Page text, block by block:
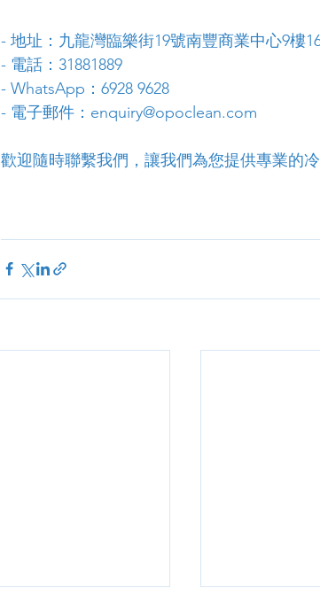
- 地址：九龍灣臨樂街19號南豐商業中心9樓
- 電話：31881889
- WhatsApp：6928 9628
- 電子郵件：enquiry@opoclean.com
歡迎隨時聯繫我們，讓我們為您提供專業的